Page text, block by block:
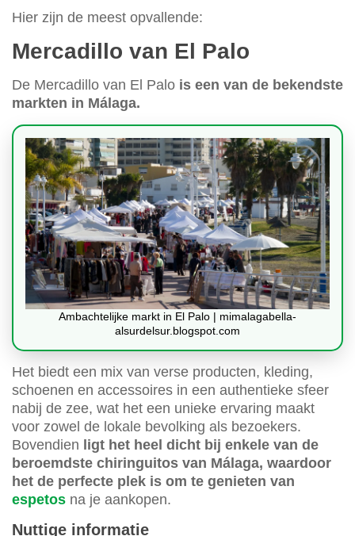
Hier zijn de meest opvallende:
Mercadillo van El Palo
De Mercadillo van El Palo is een van de bekendste
markten in Málaga.
Ambachtelijke markt in El Palo | mimalagabella-
alsurdelsur.blogspot.com
Het biedt een mix van verse producten, kleding,
schoenen en accessoires in een authentieke sfeer
nabij de zee, wat het een unieke ervaring maakt
voor zowel de lokale bevolking als bezoekers.
Bovendien ligt het heel dicht bij enkele van de
beroemdste chiringuitos van Málaga, waardoor
het de perfecte plek is om te genieten van
espetos na je aankopen.
Nuttige informatie